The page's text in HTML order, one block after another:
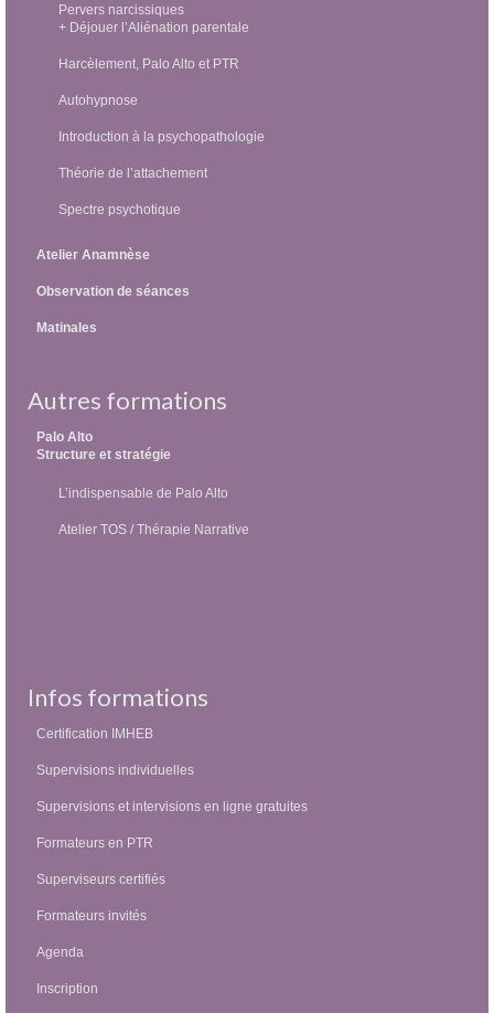
Pervers narcissiques
+ Déjouer l’Aliénation parentale
Harcèlement, Palo Alto et PTR
Autohypnose
Introduction à la psychopathologie
Théorie de l’attachement
Spectre psychotique
Atelier Anamnèse
Observation de séances
Matinales
Autres formations
Palo Alto
Structure et stratégie
L’indispensable de Palo Alto
Atelier TOS / Thérapie Narrative
Infos formations
Certification IMHEB
Supervisions individuelles
Supervisions et intervisions en ligne gratuites
Formateurs en PTR
Superviseurs certifiés
Formateurs invités
Agenda
Inscription